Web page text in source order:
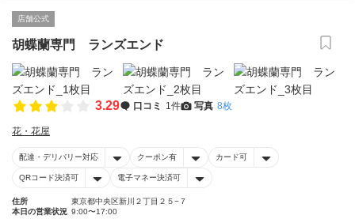
店舗公式
胡蝶蘭専門 ランズエンド
3.29 口コミ 1件 写真 8枚
花・花屋
配達・デリバリー対応 クーポン有 カード可
QRコード決済可 電子マネー決済可
住所
東京都中央区新川２丁目２５−７
本日の営業状況 9:00〜17:00